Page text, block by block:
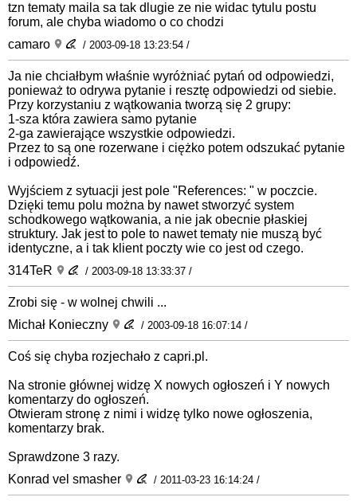
tzn tematy maila sa tak dlugie ze nie widac tytulu postu
forum, ale chyba wiadomo o co chodzi
camaro
/ 2003-09-18 13:23:54 /
Ja nie chciałbym właśnie wyróżniać pytań od odpowiedzi,
ponieważ to odrywa pytanie i resztę odpowiedzi od siebie.
Przy korzystaniu z wątkowania tworzą się 2 grupy:
1-sza która zawiera samo pytanie
2-ga zawierające wszystkie odpowiedzi.
Przez to są one rozerwane i ciężko potem odszukać pytanie
i odpowiedź.
Wyjściem z sytuacji jest pole "References: " w poczcie.
Dzięki temu polu można by nawet stworzyć system
schodkowego wątkowania, a nie jak obecnie płaskiej
struktury. Jak jest to pole to nawet tematy nie muszą być
identyczne, a i tak klient poczty wie co jest od czego.
314TeR
/ 2003-09-18 13:33:37 /
Zrobi się - w wolnej chwili ...
Michał Konieczny
/ 2003-09-18 16:07:14 /
Coś się chyba rozjechało z capri.pl.
Na stronie głównej widzę X nowych ogłoszeń i Y nowych
komentarzy do ogłoszeń.
Otwieram stronę z nimi i widzę tylko nowe ogłoszenia,
komentarzy brak.
Sprawdzone 3 razy.
Konrad vel smasher
/ 2011-03-23 16:14:24 /